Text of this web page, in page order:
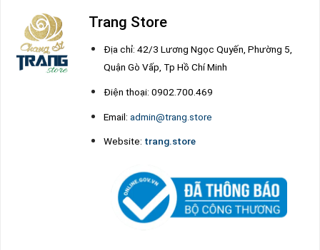
Trang Store
Địa chỉ: 42/3 Lương Ngọc Quyến, Phường 5,
Quận Gò Vấp, Tp Hồ Chí Minh
Điện thoại: 0902.700.469
Email:admin@trang.store
Website: trang.store